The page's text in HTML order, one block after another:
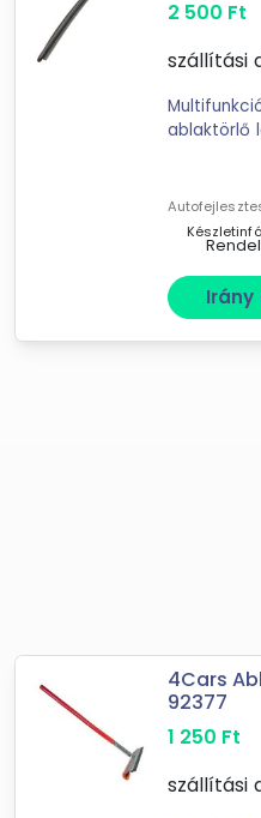
2 500 Ft
szállítási
ablaktörlő
arányban
4Cars
92377
1 250 Ft
szállítási